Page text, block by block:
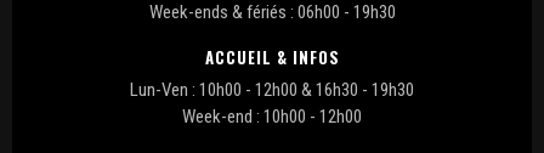
Week-ends & fériés : 06h00 - 19h30
ACCUEIL & INFOS
Lun-Ven : 10h00 - 12h00 & 16h30 - 19h30
Week-end : 10h00 - 12h00